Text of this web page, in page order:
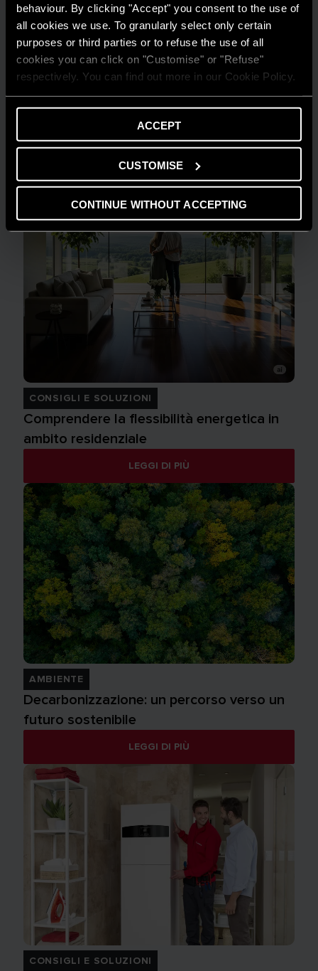
behaviour. By clicking "Accept" you consent to the use of
all cookies we use. To granularly select only certain
purposes or third parties or to refuse the use of all
cookies you can click on "Customise" or "Refuse"
respectively. You can find out more in our Cookie Policy.
ACCEPT
CUSTOMISE
CONTINUE WITHOUT ACCEPTING
GUIDA AL RISPARMIO
Quanto consuma un condizionatore?
LEGGI DI PIÙ
CONSIGLI E SOLUZIONI
Comprendere la flessibilità energetica in
ambito residenziale
LEGGI DI PIÙ
AMBIENTE
Decarbonizzazione: un percorso verso un
futuro sostenibile
LEGGI DI PIÙ
CONSIGLI E SOLUZIONI